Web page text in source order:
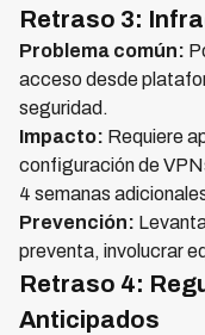
Retraso 3:
Problema común:
acceso desde
seguridad.
Impacto: Requiere
configuración de
4 semanas
Prevención:
preventa, involucrar
Retraso 4:
Anticipados